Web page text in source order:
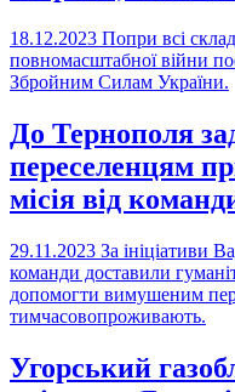
18.12.2023 Попри всі
повномасштабної війни
Збройним Силам України.
До Тернополя
переселенцям
місія від
29.11.2023 За ініціативи
команди доставили
допомогти вимушеним
тимчасовопроживають.
Угорський